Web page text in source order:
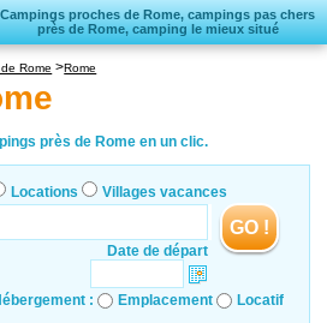
Campings proches de Rome, campings pas chers
près de Rome, camping le mieux situé
vacances
vacances
Rome Rome
près de Rome en un clic.
Locations Villages vacances
Date de départ
GO !
: Emplacement Locatif